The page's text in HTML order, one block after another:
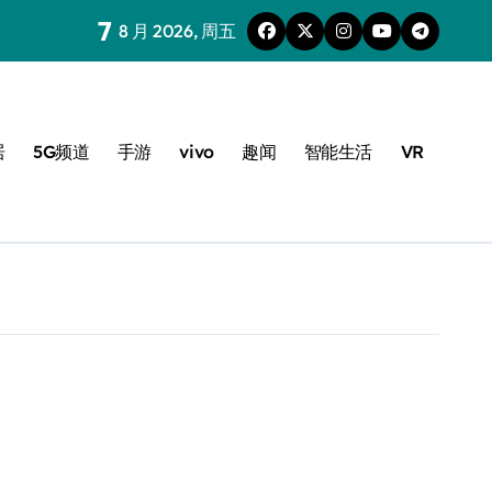
7 8 月 2026, 周五
5G频道 手游 vivo 趣闻 智能生活 VR